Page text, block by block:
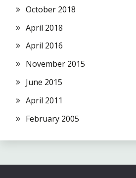
October 2018
April 2018
April 2016
November 2015
June 2015
April 2011
February 2005